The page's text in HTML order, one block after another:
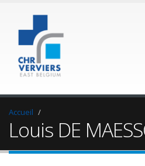
Accueil
Louis DE